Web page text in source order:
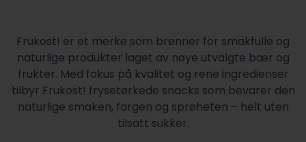
Frukost! er et merke som brenner for smakfulle og
naturlige produkter laget av nøye utvalgte bær og
frukter. Med fokus på kvalitet og rene ingredienser
tilbyr Frukost! frysetørkede snacks som bevarer den
naturlige smaken, fargen og sprøheten – helt uten
tilsatt sukker.